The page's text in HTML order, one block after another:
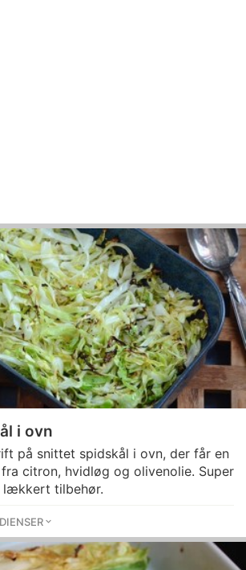
i ovn
på snittet spidskål i ovn, der får en
citron, hvidløg og olivenolie. Super
tilbehør.